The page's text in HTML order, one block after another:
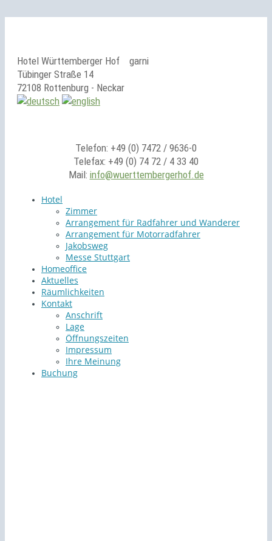
Hotel Württemberger Hof
garni
Tübinger Straße 14
72108 Rottenburg - Neckar
Telefon: +49 (0) 7472 / 9636-0
Telefax: +49 (0) 74 72 / 4 33 40
Mail: info@wuerttembergerhof.de
Hotel
Zimmer
Arrangement für Radfahrer und Wanderer
Arrangement für Motorradfahrer
Jakobsweg
Messe Stuttgart
Homeoffice
Aktuelles
Räumlichkeiten
Kontakt
Anschrift
Lage
Öffnungszeiten
Impressum
Ihre Meinung
Buchung